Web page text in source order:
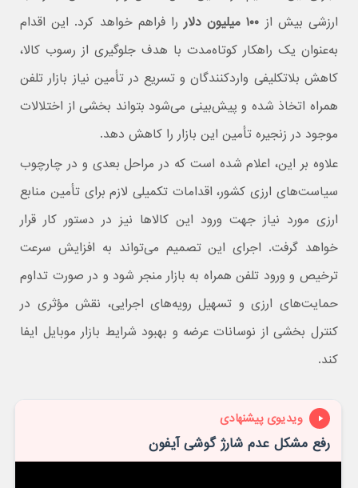
ارزشی بیش از ۱۰۰ میلیون دلار
را فراهم خواهد کرد. این اقدام
به‌عنوان یک راهکار کوتاه‌مدت با هدف جلوگیری از رسوب کالا،
کاهش بلاتکلیفی واردکنندگان و تسریع در تأمین نیاز بازار تلفن
همراه اتخاذ شده و پیش‌بینی می‌شود بتواند بخشی از اختلالات
موجود در زنجیره تأمین این بازار را کاهش دهد.
علاوه بر این، اعلام شده است که در مراحل بعدی و در چارچوب
سیاست‌های ارزی کشور، اقدامات تکمیلی لازم برای تأمین منابع
ارزی مورد نیاز جهت ورود این کالاها نیز در دستور کار قرار
خواهد گرفت. اجرای این تصمیم می‌تواند به افزایش سرعت
ترخیص و ورود تلفن همراه به بازار منجر شود و در صورت تداوم
حمایت‌های ارزی و تسهیل رویه‌های اجرایی، نقش مؤثری در
کنترل بخشی از نوسانات عرضه و بهبود شرایط بازار موبایل ایفا
کند.
ویدیوی پیشنهادی
رفع مشکل عدم شارژ گوشی آیفون